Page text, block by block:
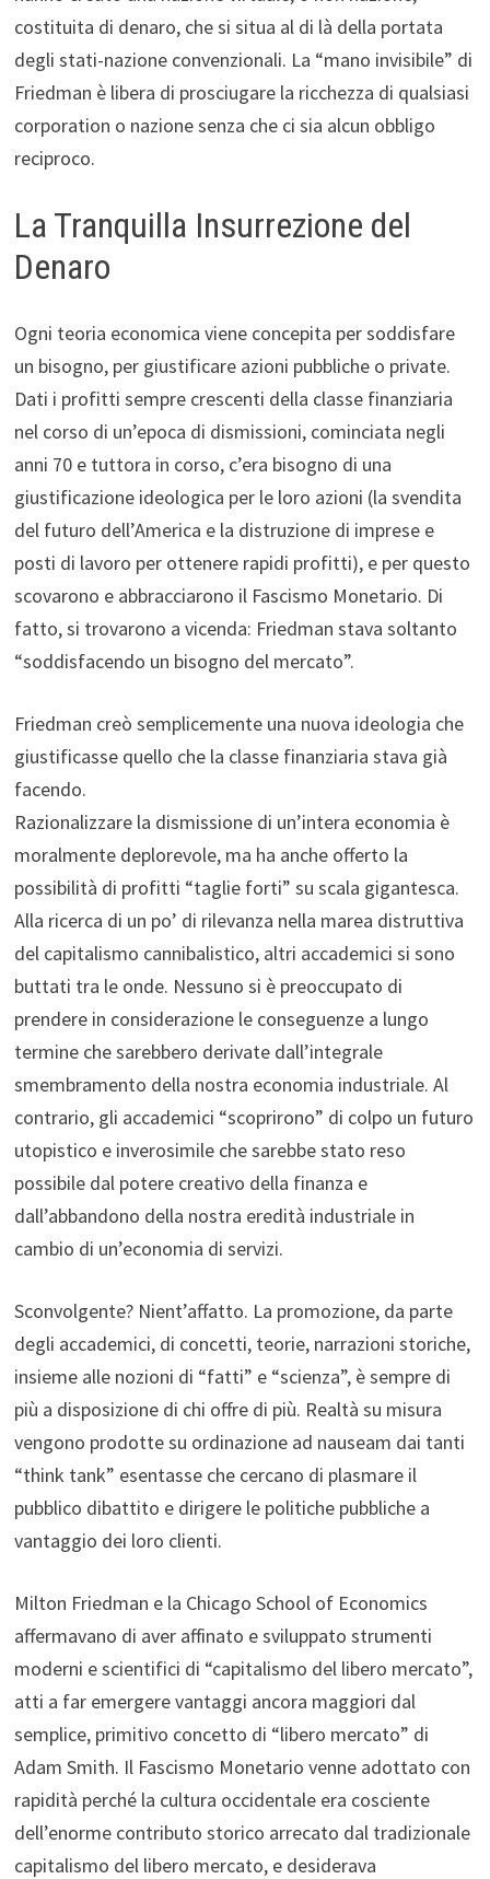
costituita di denaro, che si situa al di là della portata
degli stati-nazione convenzionali. La “mano invisibile” di
Friedman è libera di prosciugare la ricchezza di qualsiasi
corporation o nazione senza che ci sia alcun obbligo
reciproco.
La Tranquilla Insurrezione del
Denaro
Ogni teoria economica viene concepita per soddisfare
un bisogno, per giustificare azioni pubbliche o private.
Dati i profitti sempre crescenti della classe finanziaria
nel corso di un’epoca di dismissioni, cominciata negli
anni 70 e tuttora in corso, c’era bisogno di una
giustificazione ideologica per le loro azioni (la svendita
del futuro dell’America e la distruzione di imprese e
posti di lavoro per ottenere rapidi profitti), e per questo
scovarono e abbracciarono il Fascismo Monetario. Di
fatto, si trovarono a vicenda: Friedman stava soltanto
“soddisfacendo un bisogno del mercato”.
Friedman creò semplicemente una nuova ideologia che
giustificasse quello che la classe finanziaria stava già
facendo.
Razionalizzare la dismissione di un’intera economia è
moralmente deplorevole, ma ha anche offerto la
possibilità di profitti “taglie forti” su scala gigantesca.
Alla ricerca di un po’ di rilevanza nella marea distruttiva
del capitalismo cannibalistico, altri accademici si sono
buttati tra le onde. Nessuno si è preoccupato di
prendere in considerazione le conseguenze a lungo
termine che sarebbero derivate dall’integrale
smembramento della nostra economia industriale. Al
contrario, gli accademici “scoprirono” di colpo un futuro
utopistico e inverosimile che sarebbe stato reso
possibile dal potere creativo della finanza e
dall’abbandono della nostra eredità industriale in
cambio di un’economia di servizi.
Sconvolgente? Nient’affatto. La promozione, da parte
degli accademici, di concetti, teorie, narrazioni storiche,
insieme alle nozioni di “fatti” e “scienza”, è sempre di
più a disposizione di chi offre di più. Realtà su misura
vengono prodotte su ordinazione ad nauseam dai tanti
“think tank” esentasse che cercano di plasmare il
pubblico dibattito e dirigere le politiche pubbliche a
vantaggio dei loro clienti.
Milton Friedman e la Chicago School of Economics
affermavano di aver affinato e sviluppato strumenti
moderni e scientifici di “capitalismo del libero mercato”,
atti a far emergere vantaggi ancora maggiori dal
semplice, primitivo concetto di “libero mercato” di
Adam Smith. Il Fascismo Monetario venne adottato con
rapidità perché la cultura occidentale era cosciente
dell’enorme contributo storico arrecato dal tradizionale
capitalismo del libero mercato, e desiderava